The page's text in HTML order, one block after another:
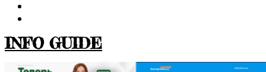
INFO GUIDE